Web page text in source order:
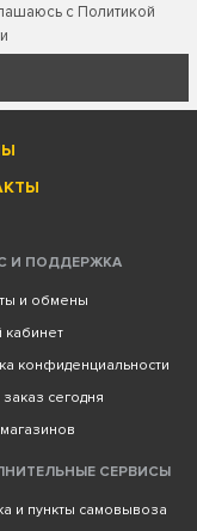
с Политикой
И ПОДДЕРЖКА
и обмены
конфиденциальности
сегодня
СЕРВИСЫ
и пункты самовывоза